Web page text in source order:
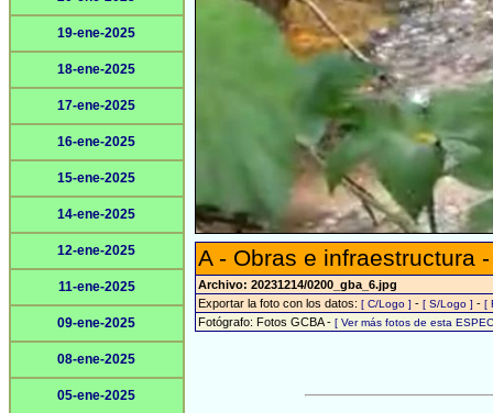
19-ene-2025
18-ene-2025
17-ene-2025
16-ene-2025
15-ene-2025
14-ene-2025
12-ene-2025
11-ene-2025
09-ene-2025
08-ene-2025
05-ene-2025
A - Obras e infraestructura
Archivo: 20231214/0200_gba_6.jpg
Exportar la foto con los datos: [ C/Logo ] - [ S/Logo ] - [
Fotógrafo: Fotos GCBA - [ Ver más fotos de esta